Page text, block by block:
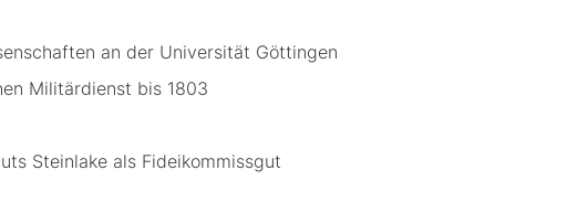
an der Universität Göttingen
Militärdienst bis 1803
Steinlake als Fideikommissgut